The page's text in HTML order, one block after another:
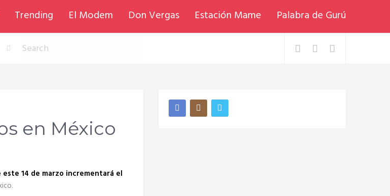
Trending El Modem Don Vergas Estación Mame Palabra de Gurú
en México
14 de marzo incrementará el